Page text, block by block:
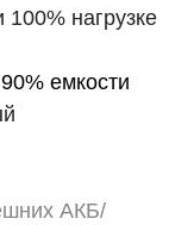
100% нагрузке
емкости
АКБ/